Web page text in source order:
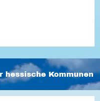
Kommunen